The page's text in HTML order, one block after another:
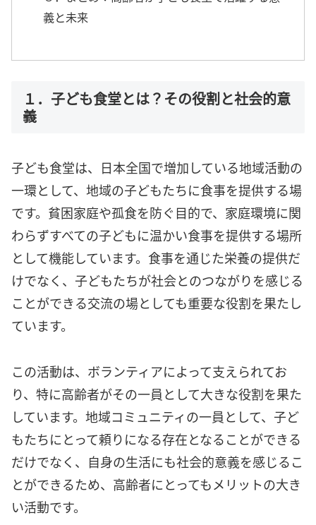
義と未来
１．子ども食堂とは？その役割と社会的意
義
子ども食堂は、日本全国で増加している地域活動の
一環として、地域の子どもたちに食事を提供する場
です。貧困家庭や孤食を防ぐ目的で、家庭環境に関
わらずすべての子どもに温かい食事を提供する場所
として機能しています。食事を通じた栄養の提供だ
けでなく、子どもたちが社会とのつながりを感じる
ことができる交流の場としても重要な役割を果たし
ています。
この活動は、ボランティアによって支えられてお
り、特に高齢者がその一員として大きな役割を果た
しています。地域コミュニティの一員として、子ど
もたちにとって頼りになる存在となることができる
だけでなく、自身の生活にも社会的意義を感じるこ
とができるため、高齢者にとってもメリットの大き
い活動です。